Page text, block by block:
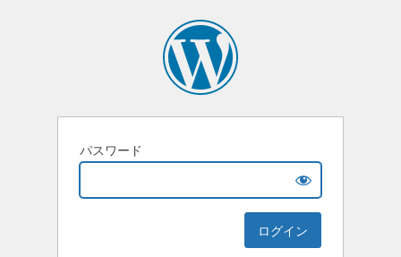
パスワード